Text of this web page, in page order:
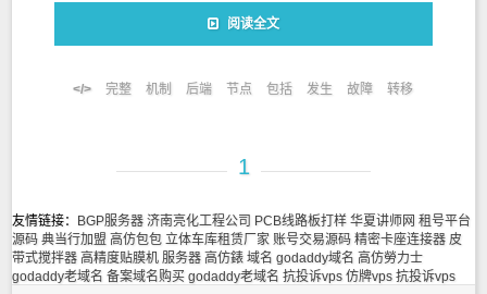
阅读全文
完整 机制 后端 节点 包括 发生 故障 转移
1
友情链接： BGP服务器 济南亮化工程公司 PCB线路板打样 华夏讲师网 租号平台
源码 典当行加盟 高仿包包 立体车库租赁厂家 账号交易源码 精密卡座连接器 皮
带式搅拌器 高精度贴膜机 服务器 高仿錶 域名 godaddy域名 高仿勞力士
godaddy老域名 备案域名购买 godaddy老域名 抗投诉vps 仿牌vps 抗投诉vps